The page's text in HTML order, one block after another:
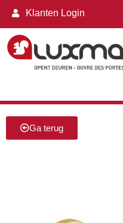
Klanten Login
Ga terug